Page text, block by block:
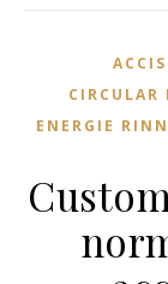
CIRCULAR
ENERGIE